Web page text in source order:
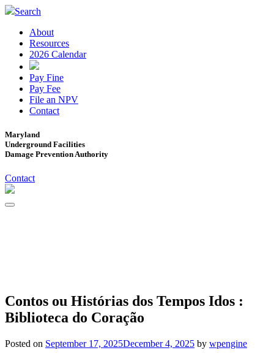
Search
About
Resources
2026 Calendar
Pay Fine
Pay Fee
File an NPV
Contact
Maryland
Underground Facilities
Damage Prevention Authority
Contact
Contos ou Histórias dos Tempos Idos :
Biblioteca do Coração
Posted on September 17, 2025December 4, 2025 by wpengine